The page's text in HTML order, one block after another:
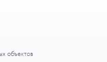
объектов